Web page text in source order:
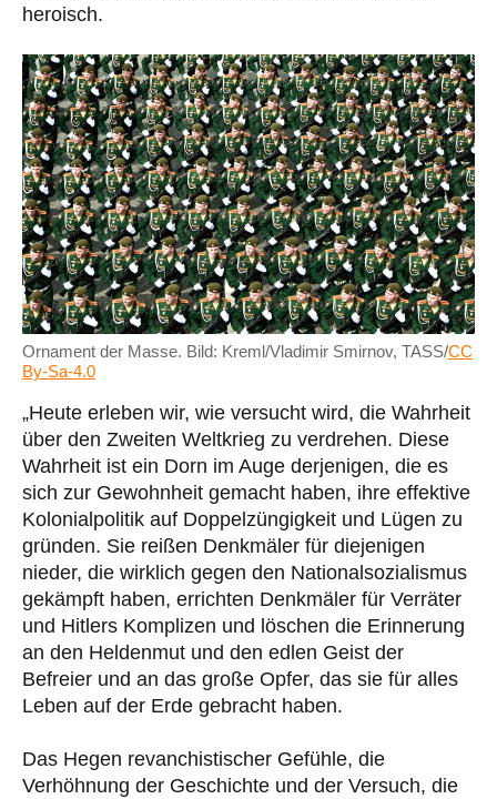
heroisch.
Ornament der Masse. Bild: Kreml/Vladimir Smirnov, TASS/CC
By-Sa-4.0
„Heute erleben wir, wie versucht wird, die Wahrheit
über den Zweiten Weltkrieg zu verdrehen. Diese
Wahrheit ist ein Dorn im Auge derjenigen, die es
sich zur Gewohnheit gemacht haben, ihre effektive
Kolonialpolitik auf Doppelzüngigkeit und Lügen zu
gründen. Sie reißen Denkmäler für diejenigen
nieder, die wirklich gegen den Nationalsozialismus
gekämpft haben, errichten Denkmäler für Verräter
und Hitlers Komplizen und löschen die Erinnerung
an den Heldenmut und den edlen Geist der
Befreier und an das große Opfer, das sie für alles
Leben auf der Erde gebracht haben.
Das Hegen revanchistischer Gefühle, die
Verhöhnung der Geschichte und der Versuch, die